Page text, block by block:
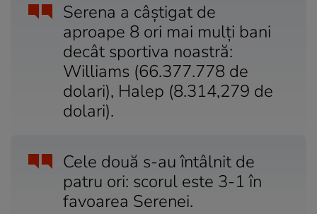
Serena a câştigat de
aproape 8 ori mai mulţi bani
decât sportiva noastră:
Williams (66.377.778 de
dolari), Halep (8.314,279 de
dolari).
Cele două s-au întâlnit de
patru ori: scorul este 3-1 în
favoarea Serenei.